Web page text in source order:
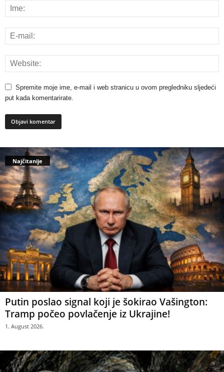
Spremite moje ime, e-mail i web stranicu u ovom pregledniku sljedeći
put kada komentarirate.
Najčitanije
Putin poslao signal koji je šokirao Vašington:
Tramp počeo povlačenje iz Ukrajine!
1. August 2026.